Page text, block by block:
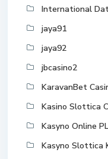
International
jaya91
jaya92
jbcasino2
KaravanBet
Kasino Slottica
Kasyno Online PL
Kasyno Slottica